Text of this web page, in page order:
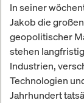
In seiner
Jakob die
geopolitischer
stehen
Industrien,
Technologien
Jahrhundert